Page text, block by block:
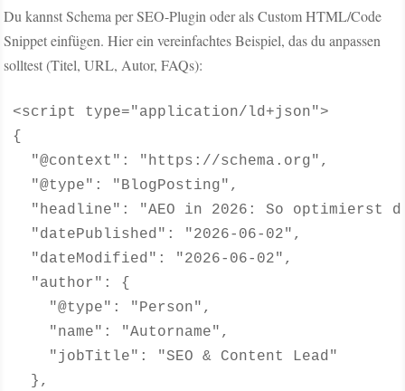
Du kannst Schema per SEO-Plugin oder als Custom HTML/Code
Snippet einfügen. Hier ein vereinfachtes Beispiel, das du anpassen
solltest (Titel, URL, Autor, FAQs):
<script type="application/ld+json">
{
  "@context": "https://schema.org",
  "@type": "BlogPosting",
"headline": "AEO in 2026: So optimierst
  "datePublished": "2026-06-02",
  "dateModified": "2026-06-02",
  "author": {
    "@type": "Person",
    "name": "Autorname",
    "jobTitle": "SEO & Content Lead"
  },